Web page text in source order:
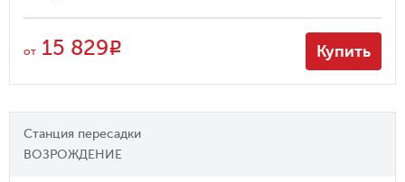
от 15 829R Купить
Станция пересадки
ВОЗРОЖДЕНИЕ